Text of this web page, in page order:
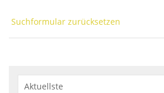
Suchformular zurücksetzen